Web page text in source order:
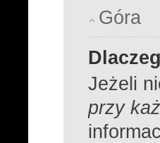
Góra
Jeżeli
przy